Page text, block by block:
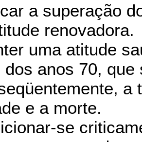
a superação
renovadora.
uma atitude
dos anos 70,
a
e a morte.
se